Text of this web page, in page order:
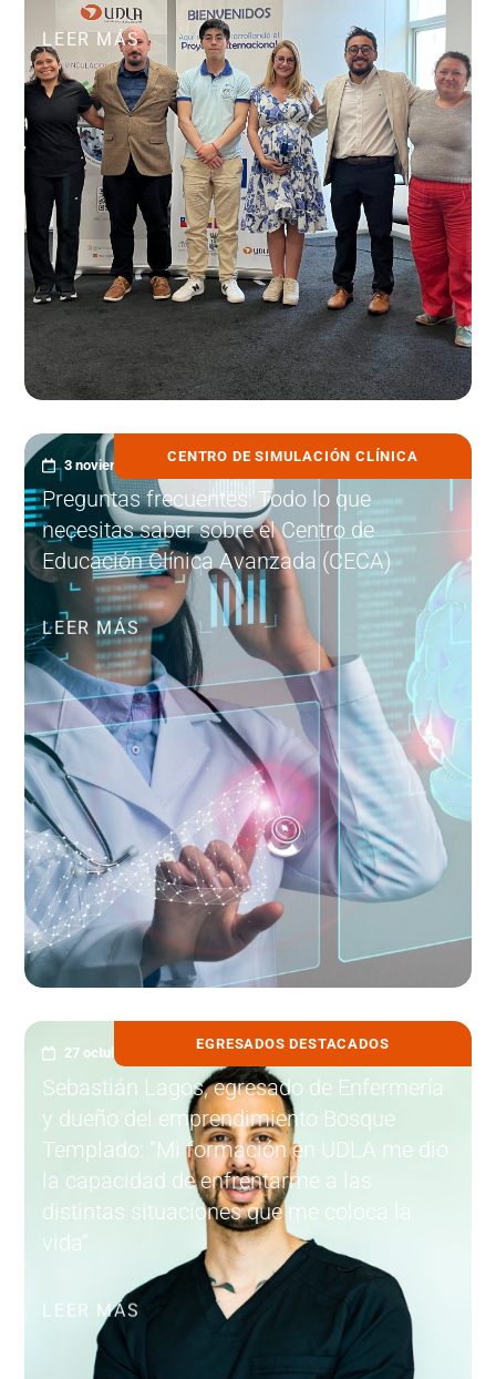
LEER MÁS
CENTRO DE SIMULACIÓN CLÍNICA
3 noviembre, 2025
Preguntas frecuentes: Todo lo que
necesitas saber sobre el Centro de
Educación Clínica Avanzada (CECA)
LEER MÁS
EGRESADOS DESTACADOS
27 octubre, 2025
Sebastián Lagos, egresado de Enfermería
y dueño del emprendimiento Bosque
Templado: “Mi formación en UDLA me dio
la capacidad de enfrentarme a las
distintas situaciones que me coloca la
vida”
LEER MÁS